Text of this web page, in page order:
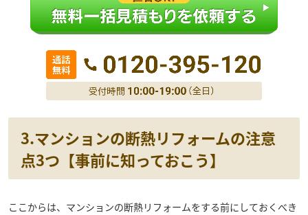
3.マンションの断熱リフォームの注意
点3つ【事前に知っておこう】
ここからは、マンションの断熱リフォームをする前にしておくべき